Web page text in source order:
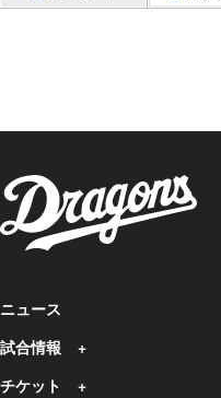
ニュース
試合情報
チケット